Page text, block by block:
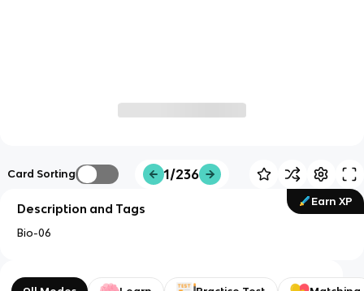
Card Sorting 1/236
Earn XP
Description and Tags
Bio-06